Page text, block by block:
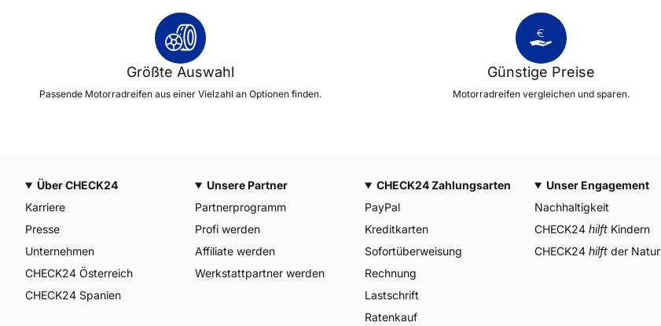
Größte Auswahl
Passende Motorradreifen aus einer Vielzahl an Optionen finden.
Günstige Preise
Motorradreifen vergleichen und sparen.
Über CHECK24
Karriere
Presse
Unternehmen
CHECK24 Österreich
CHECK24 Spanien
Unsere Partner
Partnerprogramm
Profi werden
Affiliate werden
Werkstattpartner werden
CHECK24 Zahlungsarten
PayPal
Kreditkarten
Sofortüberweisung
Rechnung
Lastschrift
Ratenkauf
Unser Engagement
Nachhaltigkeit
CHECK24 hilft Kindern
CHECK24 hilft der Natur